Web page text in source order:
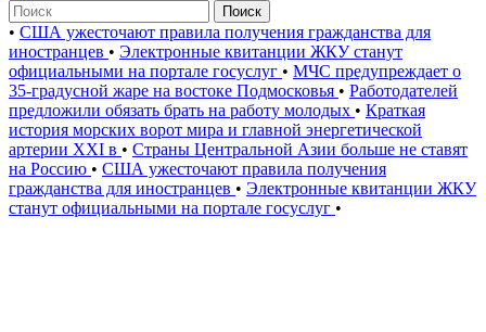
Поиск
• США ужесточают правила получения гражданства для
иностранцев • Электронные квитанции ЖКУ станут
официальными на портале госуслуг • МЧС предупреждает о
35-градусной жаре на востоке Подмосковья • Работодателей
предложили обязать брать на работу молодых • Краткая
история морских ворот мира и главной энергетической
артерии XXI в • Страны Центральной Азии больше не ставят
на Россию • США ужесточают правила получения
гражданства для иностранцев • Электронные квитанции ЖКУ
станут официальными на портале госуслуг •